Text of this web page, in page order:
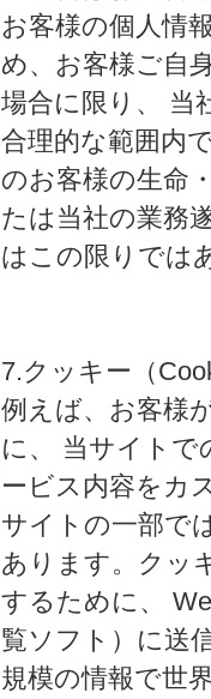
お客様の個人情
め、お客様ご自
場合に限り、 当
合理的な範囲内
のお客様の生命
たは当社の業務
はこの限りでは
7.クッキー（
例えば、お客様
に、 当サイトで
ービス内容をカ
サイトの一部で
あります。クッ
するために、
覧ソフト）に送
規模の情報で世